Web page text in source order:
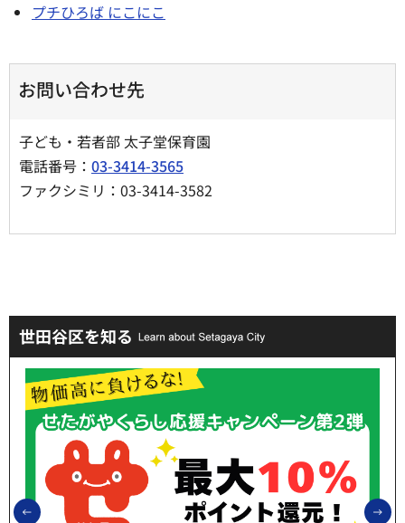
プチひろば にこにこ
お問い合わせ先
子ども・若者部 太子堂保育園
電話番号： 03-3414-3565
ファクシミリ：03-3414-3582
世田谷区を知る
前のスライドを表示